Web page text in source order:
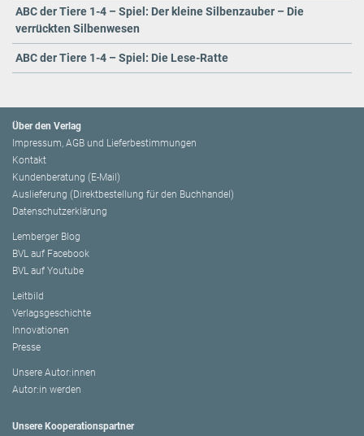
ABC der Tiere 1-4 – Spiel: Der kleine Silbenzauber – Die
verrückten Silbenwesen
ABC der Tiere 1-4 – Spiel: Die Lese-Ratte
Über den Verlag
Impressum, AGB und Lieferbestimmungen
Kontakt
Kundenberatung (E-Mail)
Auslieferung (Direktbestellung für den Buchhandel)
Datenschutzerklärung
Lemberger Blog
BVL auf Facebook
BVL auf Youtube
Leitbild
Verlagsgeschichte
Innovationen
Presse
Unsere Autor:innen
Autor:in werden
Unsere Kooperationspartner